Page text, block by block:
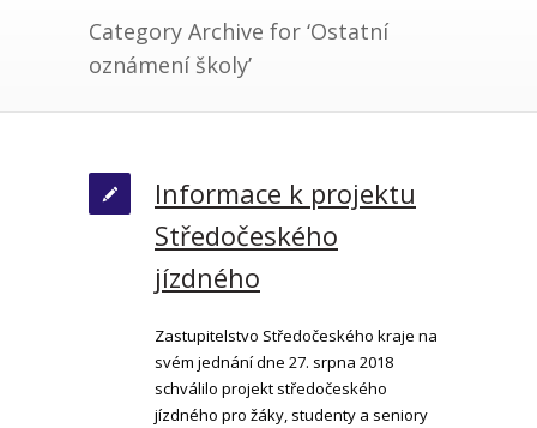
Category Archive for ‘Ostatní
oznámení školy’
Informace k projektu
Středočeského
jízdného
Zastupitelstvo Středočeského kraje na
svém jednání dne 27. srpna 2018
schválilo projekt středočeského
jízdného pro žáky, studenty a seniory